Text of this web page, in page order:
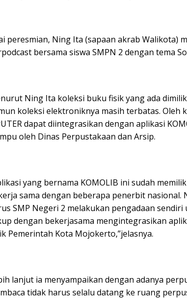
peresmian, Ning Ita (sapaan akrab Walikota)
bersama siswa SMPN 2 dengan tema
Ning Ita koleksi buku fisik yang ada
koleksi elektroniknya masih terbatas. Oleh
dapat diintegrasikan dengan aplikasi
oleh Dinas Perpustakaan dan Arsip.
yang bernama KOMOLIB ini sudah
sama dengan beberapa penerbit
SMP Negeri 2 melakukan pengadaan
dengan bekerjasama mengintegrasikan
Pemerintah Kota Mojokerto,”jelasnya.
lanjut ia menyampaikan dengan adanya
tidak harus selalu datang ke ruang